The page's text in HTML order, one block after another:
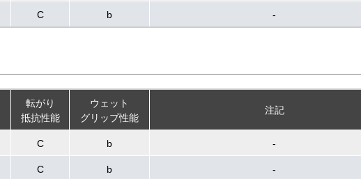
C b -
転がり
抵抗性能
ウェット
グリップ性能
注記
C b -
C b -